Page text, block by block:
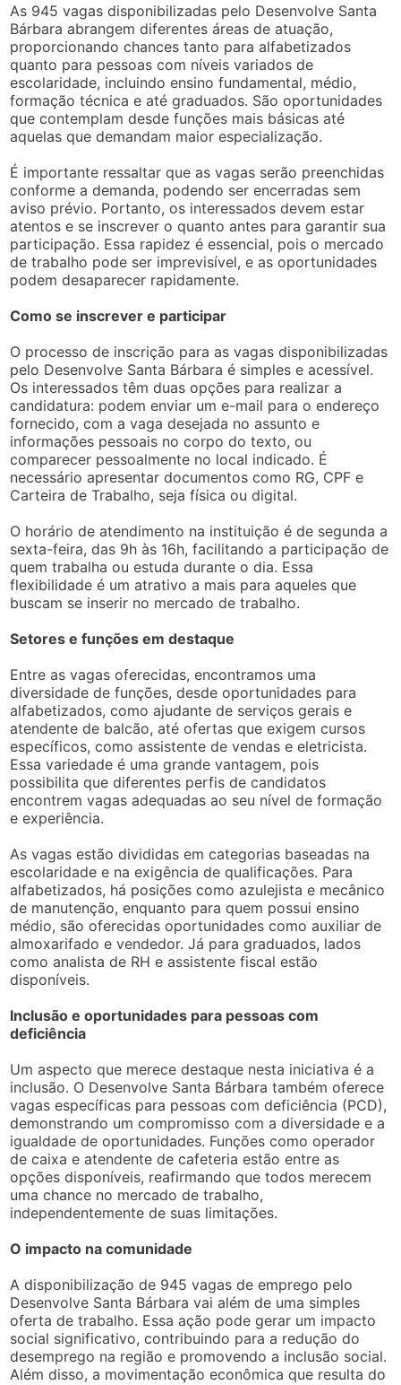
As 945 vagas disponibilizadas pelo Desenvolve Santa
Bárbara abrangem diferentes áreas de atuação,
proporcionando chances tanto para alfabetizados
quanto para pessoas com níveis variados de
escolaridade, incluindo ensino fundamental, médio,
formação técnica e até graduados. São oportunidades
que contemplam desde funções mais básicas até
aquelas que demandam maior especialização.
É importante ressaltar que as vagas serão preenchidas
conforme a demanda, podendo ser encerradas sem
aviso prévio. Portanto, os interessados devem estar
atentos e se inscrever o quanto antes para garantir sua
participação. Essa rapidez é essencial, pois o mercado
de trabalho pode ser imprevisível, e as oportunidades
podem desaparecer rapidamente.
Como se inscrever e participar
O processo de inscrição para as vagas disponibilizadas
pelo Desenvolve Santa Bárbara é simples e acessível.
Os interessados têm duas opções para realizar a
candidatura: podem enviar um e-mail para o endereço
fornecido, com a vaga desejada no assunto e
informações pessoais no corpo do texto, ou
comparecer pessoalmente no local indicado. É
necessário apresentar documentos como RG, CPF e
Carteira de Trabalho, seja física ou digital.
O horário de atendimento na instituição é de segunda a
sexta-feira, das 9h às 16h, facilitando a participação de
quem trabalha ou estuda durante o dia. Essa
flexibilidade é um atrativo a mais para aqueles que
buscam se inserir no mercado de trabalho.
Setores e funções em destaque
Entre as vagas oferecidas, encontramos uma
diversidade de funções, desde oportunidades para
alfabetizados, como ajudante de serviços gerais e
atendente de balcão, até ofertas que exigem cursos
específicos, como assistente de vendas e eletricista.
Essa variedade é uma grande vantagem, pois
possibilita que diferentes perfis de candidatos
encontrem vagas adequadas ao seu nível de formação
e experiência.
As vagas estão divididas em categorias baseadas na
escolaridade e na exigência de qualificações. Para
alfabetizados, há posições como azulejista e mecânico
de manutenção, enquanto para quem possui ensino
médio, são oferecidas oportunidades como auxiliar de
almoxarifado e vendedor. Já para graduados, lados
como analista de RH e assistente fiscal estão
disponíveis.
Inclusão e oportunidades para pessoas com
deficiência
Um aspecto que merece destaque nesta iniciativa é a
inclusão. O Desenvolve Santa Bárbara também oferece
vagas específicas para pessoas com deficiência (PCD),
demonstrando um compromisso com a diversidade e a
igualdade de oportunidades. Funções como operador
de caixa e atendente de cafeteria estão entre as
opções disponíveis, reafirmando que todos merecem
uma chance no mercado de trabalho,
independentemente de suas limitações.
O impacto na comunidade
A disponibilização de 945 vagas de emprego pelo
Desenvolve Santa Bárbara vai além de uma simples
oferta de trabalho. Essa ação pode gerar um impacto
social significativo, contribuindo para a redução do
desemprego na região e promovendo a inclusão social.
Além disso, a movimentação econômica que resulta do